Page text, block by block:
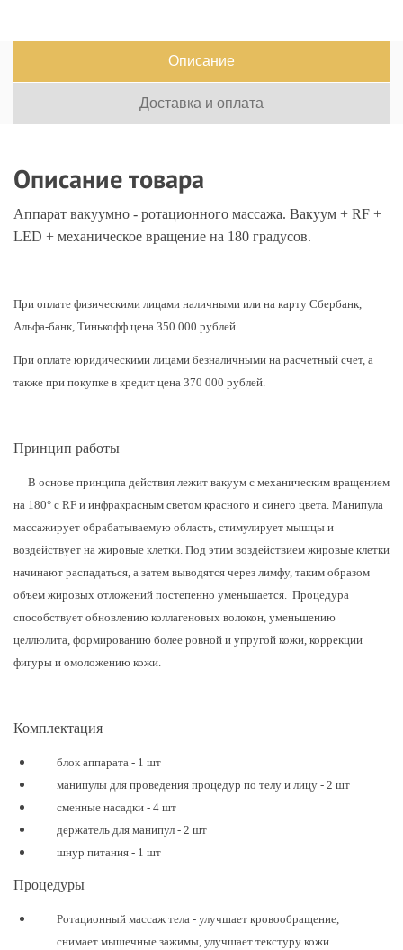
Описание
Доставка и оплата
Описание товара
Аппарат вакуумно - ротационного массажа. Вакуум + RF +
LED + механическое вращение на 180 градусов.
При оплате физическими лицами наличными или на карту Сбербанк,
Альфа-банк, Тинькофф цена 350 000 рублей.
При оплате юридическими лицами безналичными на расчетный счет, а
также при покупке в кредит цена 370 000 рублей.
Принцип работы
В основе принципа действия лежит вакуум с механическим вращением
на 180° с RF и инфракрасным светом красного и синего цвета. Манипула
массажирует обрабатываемую область, стимулирует мышцы и
воздействует на жировые клетки. Под этим воздействием жировые клетки
начинают распадаться, а затем выводятся через лимфу, таким образом
объем жировых отложений постепенно уменьшается. Процедура
способствует обновлению коллагеновых волокон, уменьшению
целлюлита, формированию более ровной и упругой кожи, коррекции
фигуры и омоложению кожи.
Комплектация
блок аппарата - 1 шт
манипулы для проведения процедур по телу и лицу - 2 шт
сменные насадки - 4 шт
держатель для манипул - 2 шт
шнур питания - 1 шт
Процедуры
Ротационный массаж тела - улучшает кровообращение,
снимает мышечные зажимы, улучшает текстуру кожи.